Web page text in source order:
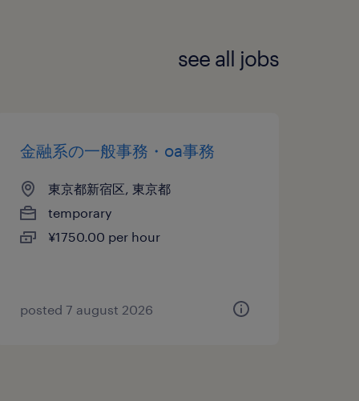
see all jobs
金融系の一般事務・oa事務
東京都新宿区, 東京都
temporary
¥1750.00 per hour
posted 7 august 2026